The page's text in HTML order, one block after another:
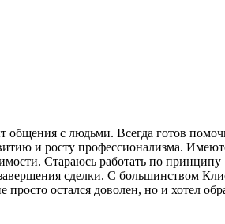
общения с людьми. Всегда готов
и росту профессионализма.
Стараюсь работать по
сделки. С большинством
остался доволен, но и хотел